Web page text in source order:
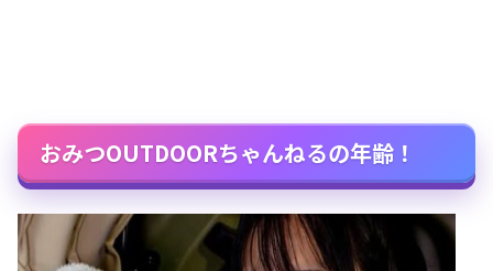
おみつOUTDOORちゃんねるの年齢！